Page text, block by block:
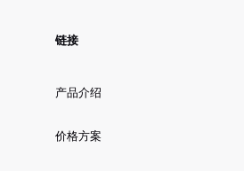
链接
产品介绍
价格方案